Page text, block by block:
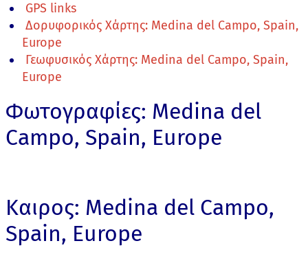
GPS links
Δορυφορικός Χάρτης: Medina del Campo, Spain,
Europe
Γεωφυσικός Χάρτης: Medina del Campo, Spain,
Europe
Φωτογραφίες: Medina del
Campo, Spain, Europe
Καιρος: Medina del Campo,
Spain, Europe